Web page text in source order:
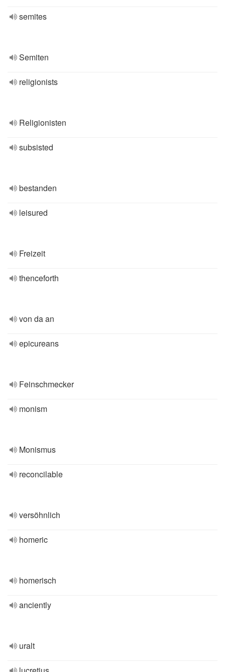
semites
Semiten
religionists
Religionisten
subsisted
bestanden
leisured
Freizeit
thenceforth
von da an
epicureans
Feinschmecker
monism
Monismus
reconcilable
versöhnlich
homeric
homerisch
anciently
uralt